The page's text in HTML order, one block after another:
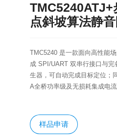
TMC5240ATJ+
点斜坡算法静
TMC5240 是一款面向高性能
成 SPI/UART 双串行接口与
生器，可自动完成目标定位；
A全桥功率级及无损耗集成电
样品申请